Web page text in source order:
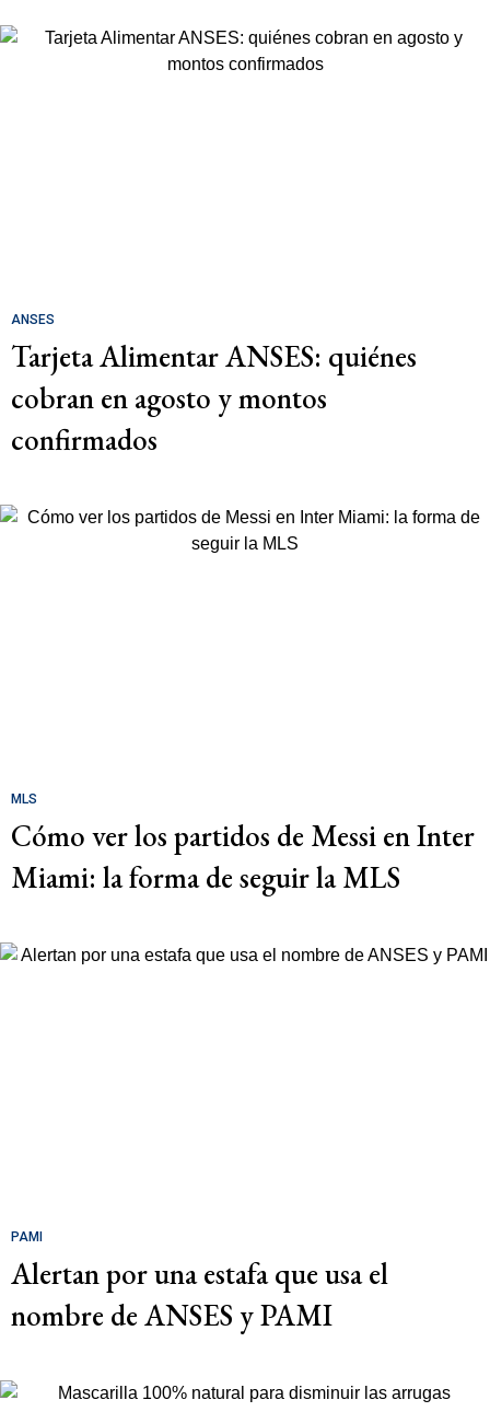
ANSES
Tarjeta Alimentar ANSES: quiénes
cobran en agosto y montos
confirmados
MLS
Cómo ver los partidos de Messi en Inter
Miami: la forma de seguir la MLS
PAMI
Alertan por una estafa que usa el
nombre de ANSES y PAMI